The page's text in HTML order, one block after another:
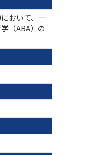
おいて、一
（ABA）の